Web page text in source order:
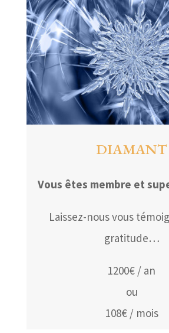
DIAMANT
Vous êtes membre et
Laissez-nous vous
gratitude…
1200€ / an
ou
108€ / mois